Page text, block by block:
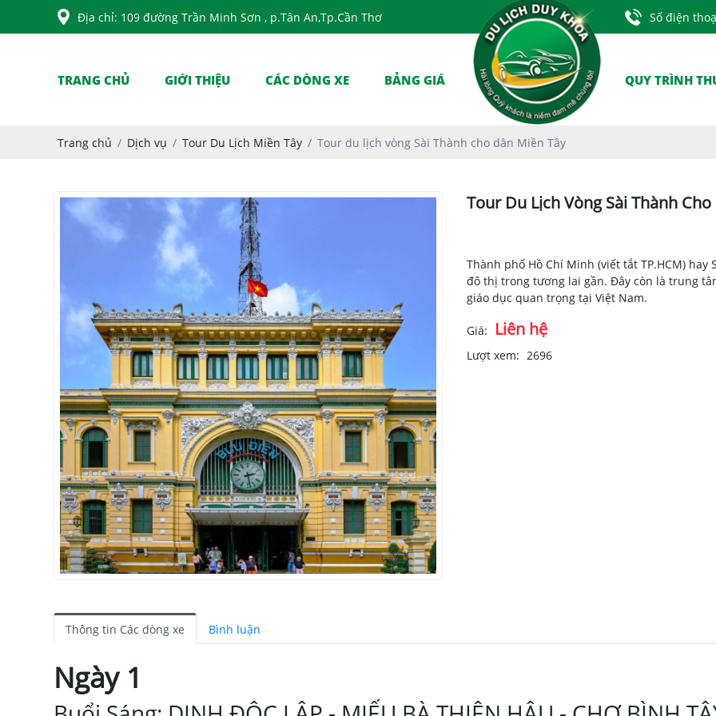
Địa chỉ: 109 đường Trần Minh Sơn , p.Tân An,Tp.Cần Thơ Số điện
TRANG CHỦ GIỚI THIỆU CÁC DÒNG XE BẢNG GIÁ QUY TRÌNH
Trang chủ Dịch vụ Tour Du Lịch Miền Tây Tour du lịch vòng Sài Thành cho dân Miền Tây
Tour Du Lịch Vòng Sài Thành
Thành phố Hồ Chí Minh (viết tắt TP.HCM)
đô thị trong tương lai gần. Đây còn là trung
giáo dục quan trọng tại Việt Nam.
Giá: Liên hệ
Lượt xem: 2696
Thông tin Các dòng xe Bình luận
Ngày 1